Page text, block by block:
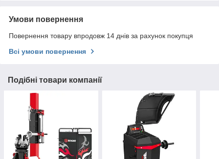
Умови повернення
Повернення товару впродовж 14 днів за рахунок покупця
Всі умови повернення
Подібні товари компанії